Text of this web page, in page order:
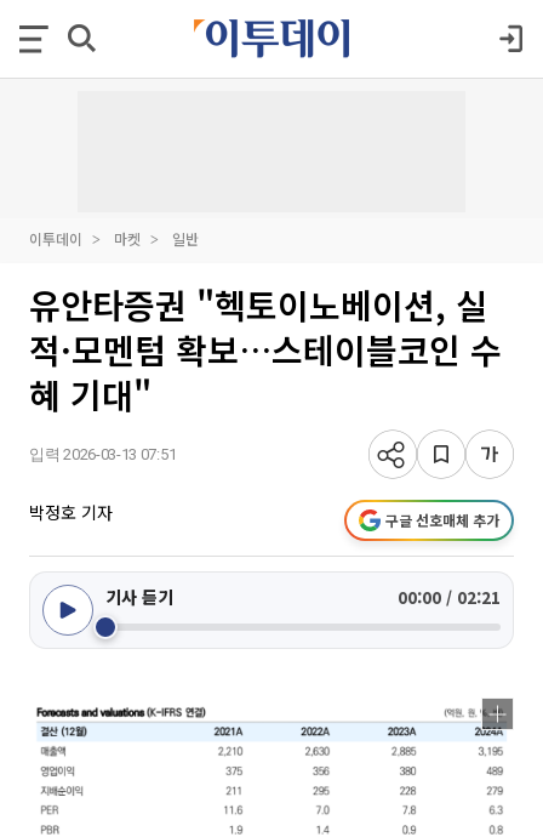
이투데이 마켓 일반
유안타증권 "헥토이노베이션, 실
적·모멘텀 확보…스테이블코인 수
혜 기대"
입력 2026-03-13 07:51
박정호 기자 구글 선호매체 추가
기사 듣기 00:00 / 02:21